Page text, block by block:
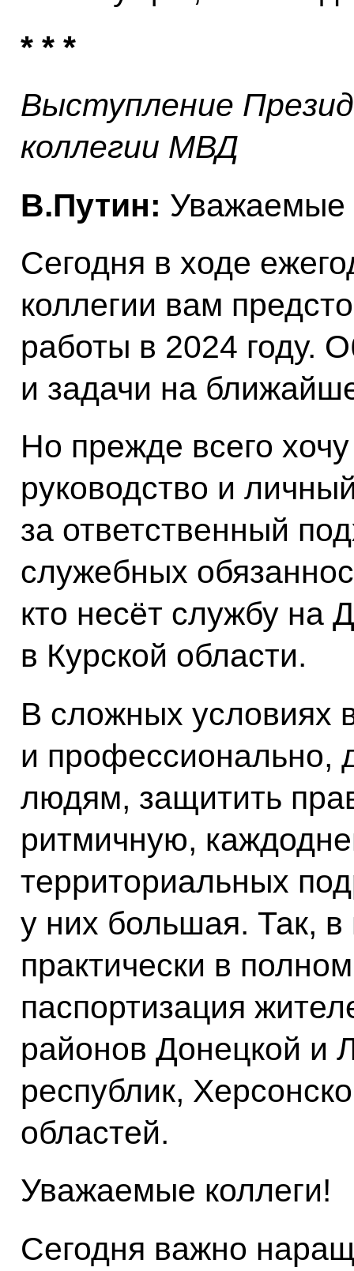
* * *
Выступление
коллегии МВД
В.Путин: Уважаемые
Сегодня в ходе
коллегии вам
работы в 2024 году.
и задачи на
Но прежде всего
руководство и
за ответственный
служебных
кто несёт службу на
в Курской области.
В сложных условиях
и профессионально,
людям, защитить
ритмичную,
территориальных
у них большая. Так,
практически в
паспортизация
районов Донецкой и
республик,
областей.
Уважаемые коллеги!
Сегодня важно